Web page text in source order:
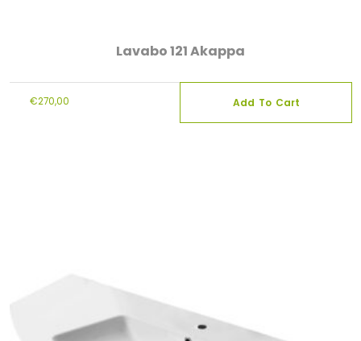
Lavabo 121 Akappa
€270,00 Add To Cart